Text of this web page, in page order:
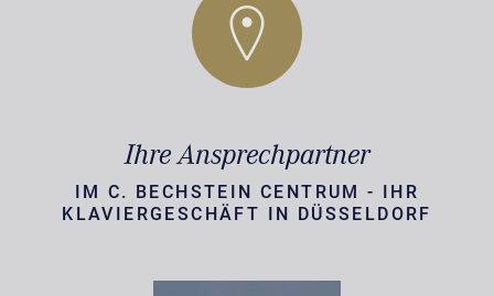
Ihre Ansprechpartner
IM C. BECHSTEIN CENTRUM - IHR
KLAVIERGESCHÄFT IN DÜSSELDORF